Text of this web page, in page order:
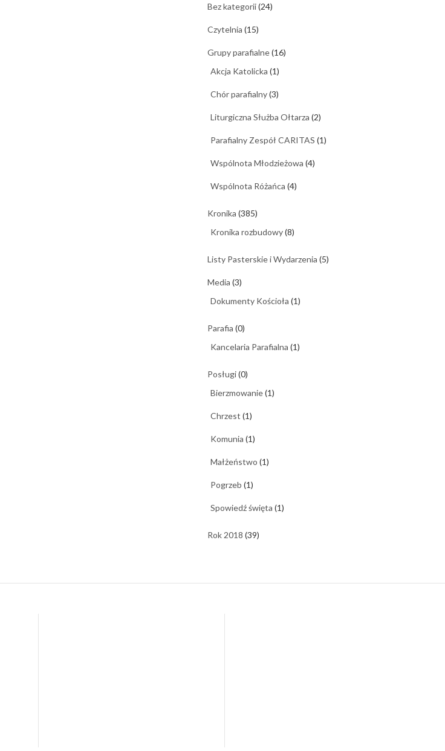
Bez kategorii(24)
Czytelnia (15)
Grupy parafialne(16)
Akcja Katolicka (1)
Chór parafialny(3)
Liturgiczna Służba Ołtarza (2)
Parafialny Zespół CARITAS (1)
Wspólnota Młodzieżowa (4)
Wspólnota Różańca (4)
Kronika (385)
Kronika rozbudowy(8)
Listy Pasterskie i Wydarzenia (5)
Media (3)
Dokumenty Kościoła (1)
Parafia (0)
Kancelaria Parafialna (1)
Posługi(0)
Bierzmowanie(1)
Chrzest (1)
Komunia (1)
Małżeństwo (1)
Pogrzeb (1)
Spowiedź święta (1)
Rok 2018 (39)